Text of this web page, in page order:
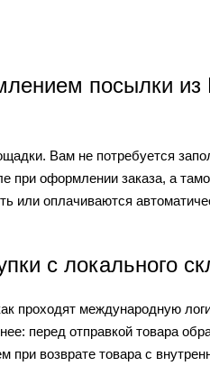
посылки из
Вам не потребуется
при оформлении заказа, а
или оплачиваются
с локального
проходят международную
перед отправкой товара
возврате товара с